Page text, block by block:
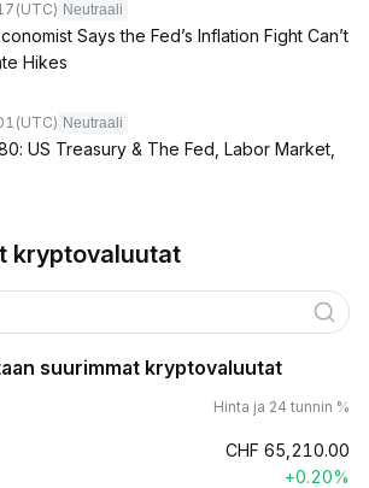
(UTC) Neutraali
Says the Fed’s Inflation Fight Can’t
Hikes
(UTC) Neutraali
US Treasury & The Fed, Labor Market,
kryptovaluutat
suurimmat kryptovaluutat
Hinta ja 24 tunnin %
CHF 65,210.00
+0.20%